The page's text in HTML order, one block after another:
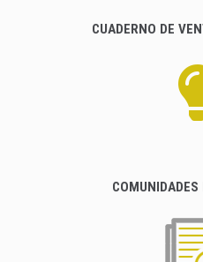
CUADERNO DE
COMUNIDADES